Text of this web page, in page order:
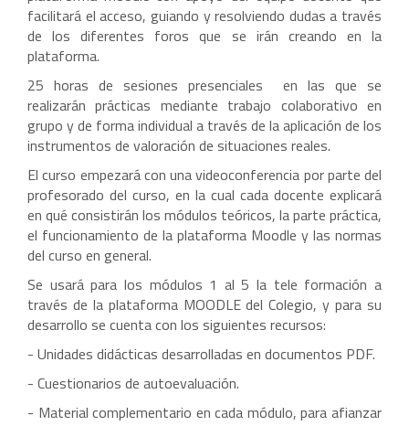
facilitará el acceso, guiando y resolviendo dudas a través
de los diferentes foros que se irán creando en la
plataforma.
25 horas de sesiones presenciales en las que se
realizarán prácticas mediante trabajo colaborativo en
grupo y de forma individual a través de la aplicación de los
instrumentos de valoración de situaciones reales.
El curso empezará con una videoconferencia por parte del
profesorado del curso, en la cual cada docente explicará
en qué consistirán los módulos teóricos, la parte práctica,
el funcionamiento de la plataforma Moodle y las normas
del curso en general.
Se usará para los módulos 1 al 5 la tele formación a
través de la plataforma MOODLE del Colegio, y para su
desarrollo se cuenta con los siguientes recursos:
- Unidades didácticas desarrolladas en documentos PDF.
- Cuestionarios de autoevaluación.
- Material complementario en cada módulo, para afianzar